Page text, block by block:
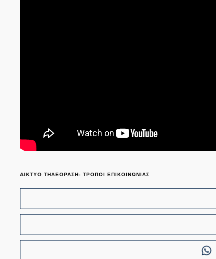
ΔΙΚΤΥΟ ΤΗΛΕΟΡΑΣΗ- ΤΡΟΠΟΙ ΕΠΙΚΟΙΝΩΝΙΑΣ